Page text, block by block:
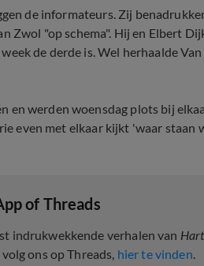
de informateurs. Zij
Zwol "op schema". Hij en Elbert
de derde is. Wel herhaalde
en werden woensdag plots bij
even met elkaar kijkt 'waar staan
of Threads
indrukwekkende verhalen van
ons op Threads, hier te vinden.